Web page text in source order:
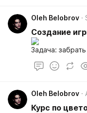
Oleh Belobrov
Создание
Задача:
Oleh Belobrov
Курс по